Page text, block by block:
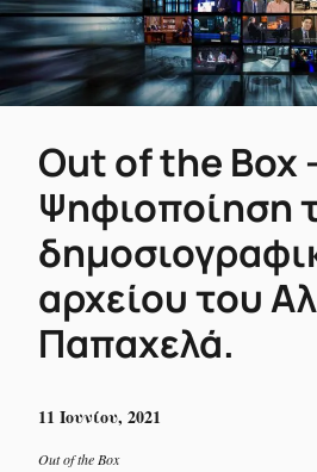
Out of the Box
Ψηφιοποίηση
αρχείου του
Παπαχελά.
11 Ιουνίου, 2021
Out of the Box